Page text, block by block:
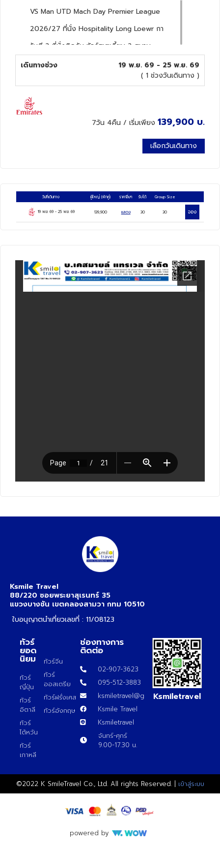
VS Man UTD Mach Day Premier League
2026/27 ที่นั่ง Hospitality Long Loewr กา
รันตี 2 ที่นั่งติดกัน ทัวร์สเตเดี้ยม 2 สนาม
Anfield และ Old Trafford เที่ยวเมือง
ลิเวอร์พูล เที่ยวเมืองแมนเชสเตอร์ เที่ยวกรุง
ลอนดอน เช็คอินแลนด์มาร์คสำคัญของเมือง
ช้อปปิ้ง CHESHIRE OAKS DESIGNER
พระราชวังวังบัคกิ้งแฮม, หอนาฬิกาบิ๊กเบน, เมือง
แนนยูไนเต็ด, ลิเวอร์พูล, สเตเดี้ยมทัวส์สนามฟุต
บอลแอนฟิลด์, CHESHIRE OAKS DESIGNER
ลอนดอน, ทาวเวอร์ ออฟ ลอนดอน, ทาวเวอร์
บริดจ์, ห้างแฮร์รอดส์
เดินทางช่วง
19 พ.ย. 69 - 25 พ.ย. 69
( 1 ช่วงวันเดินทาง )
7วัน 4คืน / เริ่มเพียง 139,900 บ.
เลือกวันเดินทาง
วันที่เดินทาง ผู้ใหญ่(พักคู่) ราคาอื่นๆ รับได้ Group Size
19 พ.ย. 69 -25 พ.ย. 69 139,900 แสดง 30 30 จอง
Ksmile Travel
88/220 ซอยพระยาสุเรนทร์ 35
แขวงบางชัน เขตคลองสามวา กทม 10510
ใบอนุญาตนำเที่ยวเลขที่ : 11/08123
ทัวร์
ยอด
นิยม
ทัวร์
ญี่ปุ่น
ทัวร์
อิตาลี
ทัวร์
ไต้หวัน
ทัวร์
เกาหลี
ทัวร์จีน
ทัวร์
ออสเตรีย
ทัวร์ฝรั่งเศส
ทัวร์อังกฤษ
ช่องทางการ
ติดต่อ
02-907-3623
095-512-3883
ksmiletravel@gmail.com
Ksmile Travel
Ksmiletravel
จันทร์-ศุกร์
9.00-17.30 น.
Ksmiletravel
©2022 K SmileTravel Co., Ltd. All rights Reserved. | เข้าสู่ระบบ
powered by
ทัวร์ออสเตรเลีย